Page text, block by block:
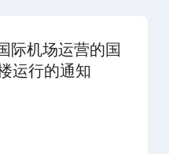
际机场运营的国
运行的通知